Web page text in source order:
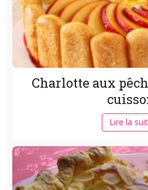
Charlotte aux
Lire la